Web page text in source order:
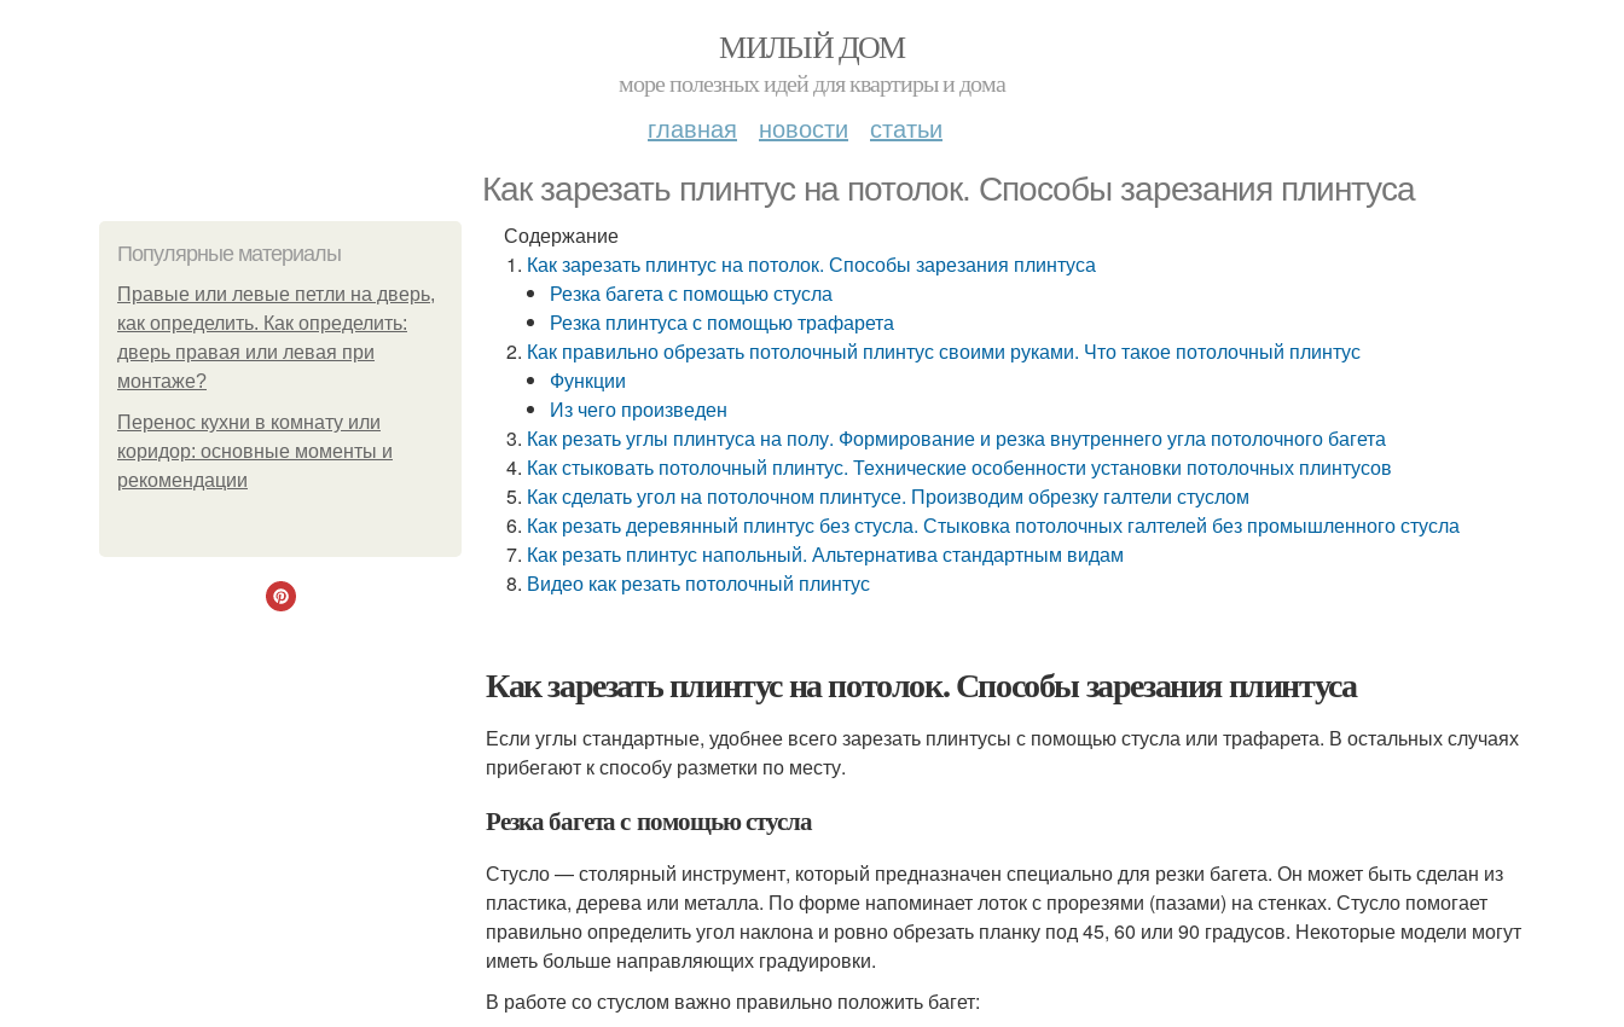
МИЛЫЙ ДОМ
море полезных идей для квартиры и дома
главная новости статьи
Как зарезать плинтус на потолок. Способы зарезания плинтуса
Популярные материалы
Правые или левые петли на дверь,
как определить. Как определить:
дверь правая или левая при
монтаже?
Перенос кухни в комнату или
коридор: основные моменты и
рекомендации
Содержание
Как зарезать плинтус на потолок. Способы зарезания плинтуса
Резка багета с помощью стусла
Резка плинтуса с помощью трафарета
Как правильно обрезать потолочный плинтус своими руками. Что такое потолочный плинтус
Функции
Из чего произведен
Как резать углы плинтуса на полу. Формирование и резка внутреннего угла потолочного багета
Как стыковать потолочный плинтус. Технические особенности установки потолочных плинтусов
Как сделать угол на потолочном плинтусе. Производим обрезку галтели стуслом
Как резать деревянный плинтус без стусла. Стыковка потолочных галтелей без промышленного стусла
Как резать плинтус напольный. Альтернатива стандартным видам
Видео как резать потолочный плинтус
Как зарезать плинтус на потолок. Способы зарезания плинтуса
Если углы стандартные, удобнее всего зарезать плинтусы с помощью стусла или трафарета. В остальных случаях
прибегают к способу разметки по месту.
Резка багета с помощью стусла
Стусло — столярный инструмент, который предназначен специально для резки багета. Он может быть сделан из
пластика, дерева или металла. По форме напоминает лоток с прорезями (пазами) на стенках. Стусло помогает
правильно определить угол наклона и ровно обрезать планку под 45, 60 или 90 градусов. Некоторые модели могут
иметь больше направляющих градуировки.
В работе со стуслом важно правильно положить багет: